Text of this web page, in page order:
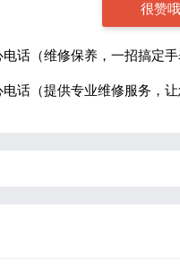
很赞
话（维修保养，一招搞定手
话（提供专业维修服务，让